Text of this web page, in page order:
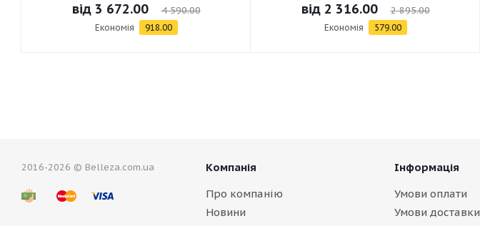
від 3 672.00 4 590.00
Економія 918.00
від 2 316.00 2 895.00
Економія 579.00
2016-2026 © Belleza.com.ua
Компанія
Про компанію
Новини
Інформація
Умови оплати
Умови доставки